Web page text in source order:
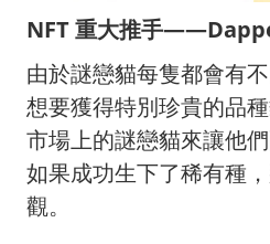
NFT 重大推手
由於謎戀貓每隻都會有
想要獲得特別珍貴的品
市場上的謎戀貓來讓他
如果成功生下了稀有種
觀。